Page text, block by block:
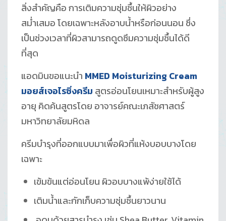
สิ่งสำคัญคือ การเติมความชุ่มชื้นให้ผิวอย่าง
สม่ำเสมอ โดยเฉพาะหลังอาบน้ำหรือก่อนนอน ซึ่ง
เป็นช่วงเวลาที่ผิวสามารถดูดซึมความชุ่มชื้นได้ดี
ที่สุด
แอดมินขอแนะนำ MMED Moisturizing Cream
มอยส์เจอไรซิ่งครีม สูตรอ่อนโยนเหมาะสำหรับผู้สูง
อายุ คิดค้นสูตรโดย อาจารย์คณะเภสัชศาสตร์
มหาวิทยาลัยมหิดล
ครีมบำรุงที่ออกแบบมาเพื่อผิวที่แห้งบอบบางโดย
เฉพาะ
เข้มข้นแต่อ่อนโยน ผิวอบบางแพ้ง่ายใช้ได้
เติมน้ำและกักเก็บความชุ่มชื้นยาวนาน